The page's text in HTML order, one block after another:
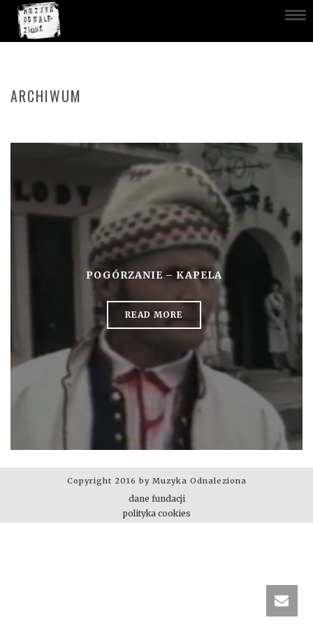
ARCHIWUM
POGÓRZANIE – KAPELA
READ MORE
Copyright 2016 by Muzyka Odnaleziona
dane fundacji
polityka cookies